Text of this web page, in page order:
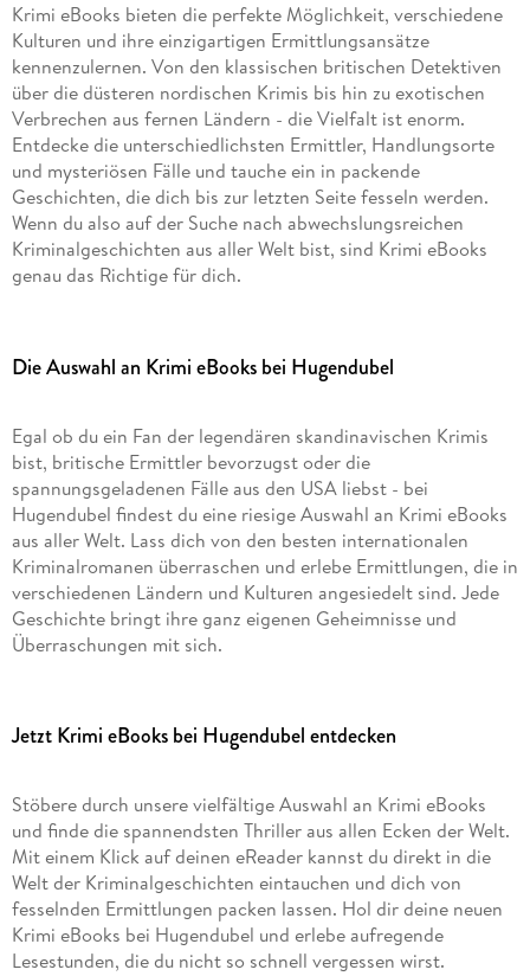
Krimi eBooks bieten die perfekte Möglichkeit, verschiedene
Kulturen und ihre einzigartigen Ermittlungsansätze
kennenzulernen. Von den klassischen britischen Detektiven
über die düsteren nordischen Krimis bis hin zu exotischen
Verbrechen aus fernen Ländern - die Vielfalt ist enorm.
Entdecke die unterschiedlichsten Ermittler, Handlungsorte
und mysteriösen Fälle und tauche ein in packende
Geschichten, die dich bis zur letzten Seite fesseln werden.
Wenn du also auf der Suche nach abwechslungsreichen
Kriminalgeschichten aus aller Welt bist, sind Krimi eBooks
genau das Richtige für dich.
Die Auswahl an Krimi eBooks bei Hugendubel
Egal ob du ein Fan der legendären skandinavischen Krimis
bist, britische Ermittler bevorzugst oder die
spannungsgeladenen Fälle aus den USA liebst - bei
Hugendubel findest du eine riesige Auswahl an Krimi eBooks
aus aller Welt. Lass dich von den besten internationalen
Kriminalromanen überraschen und erlebe Ermittlungen, die in
verschiedenen Ländern und Kulturen angesiedelt sind. Jede
Geschichte bringt ihre ganz eigenen Geheimnisse und
Überraschungen mit sich.
Jetzt Krimi eBooks bei Hugendubel entdecken
Stöbere durch unsere vielfältige Auswahl an Krimi eBooks
und finde die spannendsten Thriller aus allen Ecken der Welt.
Mit einem Klick auf deinen eReader kannst du direkt in die
Welt der Kriminalgeschichten eintauchen und dich von
fesselnden Ermittlungen packen lassen. Hol dir deine neuen
Krimi eBooks bei Hugendubel und erlebe aufregende
Lesestunden, die du nicht so schnell vergessen wirst.